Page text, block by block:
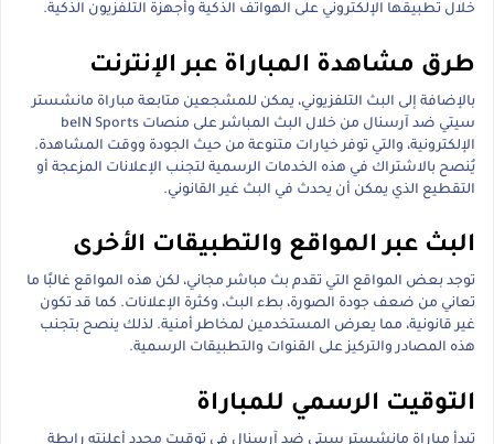
خلال تطبيقها الإلكتروني على الهواتف الذكية وأجهزة التلفزيون الذكية.
طرق مشاهدة المباراة عبر الإنترنت
بالإضافة إلى البث التلفزيوني، يمكن للمشجعين متابعة مباراة مانشستر
سيتي ضد آرسنال من خلال البث المباشر على منصات beIN Sports
الإلكترونية، والتي توفر خيارات متنوعة من حيث الجودة ووقت المشاهدة.
يُنصح بالاشتراك في هذه الخدمات الرسمية لتجنب الإعلانات المزعجة أو
التقطيع الذي يمكن أن يحدث في البث غير القانوني.
البث عبر المواقع والتطبيقات الأخرى
توجد بعض المواقع التي تقدم بث مباشر مجاني، لكن هذه المواقع غالبًا ما
تعاني من ضعف جودة الصورة، بطء البث، وكثرة الإعلانات. كما قد تكون
غير قانونية، مما يعرض المستخدمين لمخاطر أمنية. لذلك ينصح بتجنب
هذه المصادر والتركيز على القنوات والتطبيقات الرسمية.
التوقيت الرسمي للمباراة
تبدأ مباراة مانشستر سيتي ضد آرسنال في توقيت محدد أعلنته رابطة